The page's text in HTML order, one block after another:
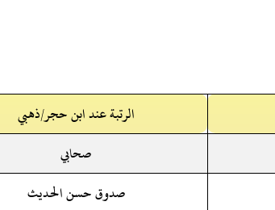
الرتبة عند ابن حجر/ذهبي
صحابي
صدوق حسن الحديث